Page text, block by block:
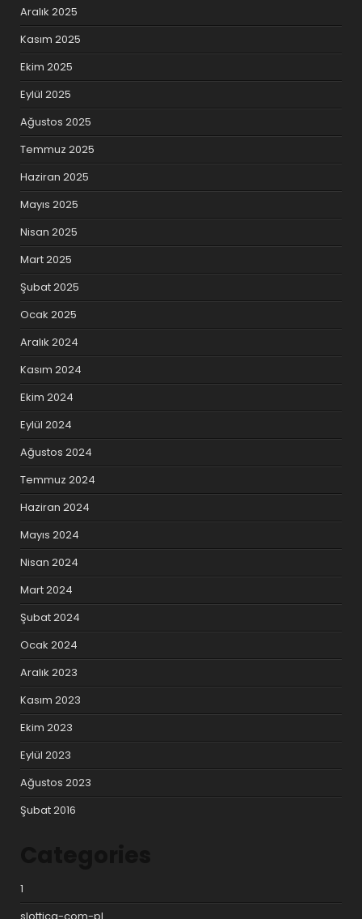
Aralık 2025
Kasım 2025
Ekim 2025
Eylül 2025
Ağustos 2025
Temmuz 2025
Haziran 2025
Mayıs 2025
Nisan 2025
Mart 2025
Şubat 2025
Ocak 2025
Aralık 2024
Kasım 2024
Ekim 2024
Eylül 2024
Ağustos 2024
Temmuz 2024
Haziran 2024
Mayıs 2024
Nisan 2024
Mart 2024
Şubat 2024
Ocak 2024
Aralık 2023
Kasım 2023
Ekim 2023
Eylül 2023
Ağustos 2023
Şubat 2016
1